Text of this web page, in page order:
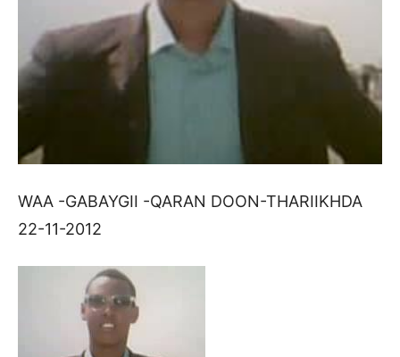
WAA -GABAYGII -QARAN DOON-THARIIKHDA
22-11-2012